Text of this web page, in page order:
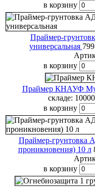
в корзину
Праймер-
универсальная
в корзину
Праймер КНАУФ
складе:
в корзину
Праймер-грунтовка
проникновения) 10 л
в корзину